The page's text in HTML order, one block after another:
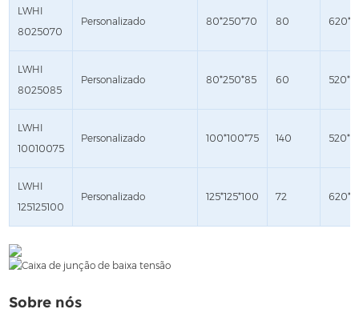
LWHI
8025070
Personalizado 80*250*70 80
LWHI
8025085
Personalizado 80*250*85 60
LWHI
10010075
Personalizado 100*100*75 140
LWHI
125125100
Personalizado 125*125*100 72
Sobre nós